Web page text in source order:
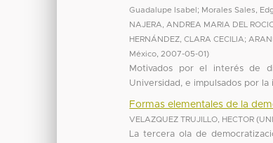
Guadalupe Isabel ; Morales Sales,
NAJERA, ANDREA MARIA DEL
HERNÁNDEZ, CLARA CECILIA;
México
2007-05-01)
Motivados por el interés de
Universidad, e impulsados por
Formas elementales de la
VELAZQUEZ TRUJILLO, HECTOR (
La tercera ola de